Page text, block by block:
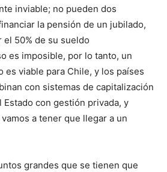
inviable; no pueden dos
la pensión de un jubilado,
50% de su sueldo
es imposible, por lo tanto, un
es viable para Chile, y los países
con sistemas de capitalización
con gestión privada, y
a tener que llegar a un
grandes que se tienen que